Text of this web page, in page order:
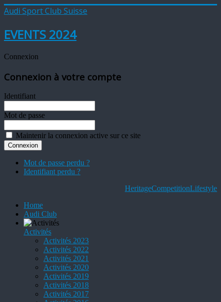
Audi Sport Club Suisse
EVENTS 2024
Connexion
Connexion à votre compte
Identifiant
Mot de passe
Maintenir la connexion active sur ce site
Mot de passe perdu ?
Identifiant perdu ?
HeritageCompetitionLifestyle
Home
Audi Club
Activités
Activités 2023
Activités 2022
Activités 2021
Activités 2020
Activités 2019
Activités 2018
Activités 2017